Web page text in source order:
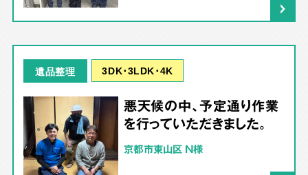
遺品整理 3DK･3LDK･4K
悪天候の中、予定通り作業
を行っていただきました。
京都市東山区 N様